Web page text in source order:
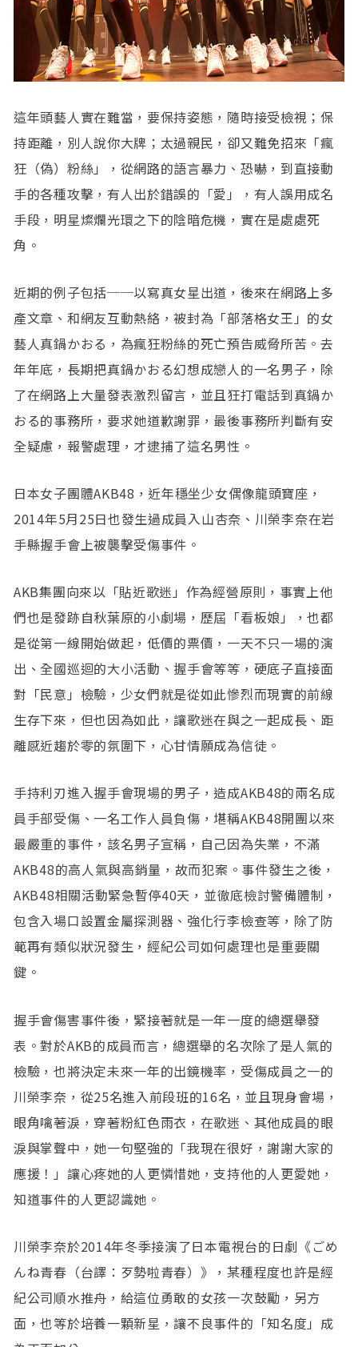
這年頭藝人實在難當，要保持姿態，隨時接受檢視；保
持距離，別人說你大牌；太過親民，卻又難免招來「瘋
狂（偽）粉絲」，從網路的語言暴力、恐嚇，到直接動
手的各種攻擊，有人出於錯誤的「愛」，有人誤用成名
手段，明星燦爛光環之下的陰暗危機，實在是處處死
角。
近期的例子包括──以寫真女星出道，後來在網路上多
產文章、和網友互動熱絡，被封為「部落格女王」的女
藝人真鍋かおる，為瘋狂粉絲的死亡預告威脅所苦。去
年年底，長期把真鍋かおる幻想成戀人的一名男子，除
了在網路上大量發表激烈留言，並且狂打電話到真鍋か
おる的事務所，要求她道歉謝罪，最後事務所判斷有安
全疑慮，報警處理，才逮捕了這名男性。
日本女子團體AKB48，近年穩坐少女偶像龍頭寶座，
2014年5月25日也發生過成員入山杏奈、川榮李奈在岩
手縣握手會上被襲擊受傷事件。
AKB集團向來以「貼近歌迷」作為經營原則，事實上他
們也是發跡自秋葉原的小劇場，歷屆「看板娘」，也都
是從第一線開始做起，低價的票價，一天不只一場的演
出、全國巡迴的大小活動、握手會等等，硬底子直接面
對「民意」檢驗，少女們就是從如此慘烈而現實的前線
生存下來，但也因為如此，讓歌迷在與之一起成長、距
離感近趨於零的氛圍下，心甘情願成為信徒。
手持利刃進入握手會現場的男子，造成AKB48的兩名成
員手部受傷、一名工作人員負傷，堪稱AKB48開團以來
最嚴重的事件，該名男子宣稱，自己因為失業，不滿
AKB48的高人氣與高銷量，故而犯案。事件發生之後，
AKB48相關活動緊急暫停40天，並徹底檢討警備體制，
包含入場口設置金屬探測器、強化行李檢查等，除了防
範再有類似狀況發生，經紀公司如何處理也是重要關
鍵。
握手會傷害事件後，緊接著就是一年一度的總選舉發
表。對於AKB的成員而言，總選舉的名次除了是人氣的
檢驗，也將決定未來一年的出鏡機率，受傷成員之一的
川榮李奈，從25名進入前段班的16名，並且現身會場，
眼角噙著淚，穿著粉紅色雨衣，在歌迷、其他成員的眼
淚與掌聲中，她一句堅強的「我現在很好，謝謝大家的
應援！」讓心疼她的人更憐惜她，支持他的人更愛她，
知道事件的人更認識她。
川榮李奈於2014年冬季接演了日本電視台的日劇《ごめ
んね青春（台譯：歹勢啦青春）》，某種程度也許是經
紀公司順水推舟，給這位勇敢的女孩一次鼓勵，另方
面，也等於培養一顆新星，讓不良事件的「知名度」成